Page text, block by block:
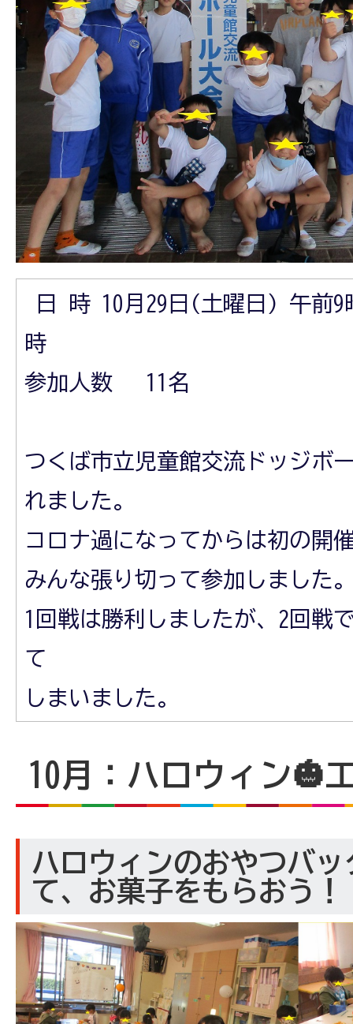
日 時 10月29日(土曜日) 午前9
時
参加人数 11名
つくば市立児童館交流ドッジボ
れました。
コロナ過になってからは初の開
みんな張り切って参加しました
1回戦は勝利しましたが、2回戦
て
しまいました。
10月：ハロウィン🎃
ハロウィンのおやつバ
て、お菓子をもらおう！